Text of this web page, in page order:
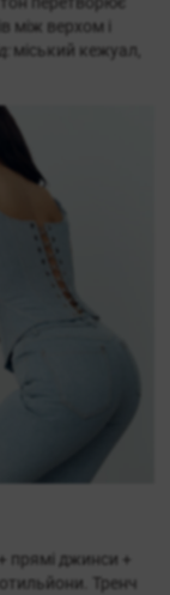
між верхом і
міський кежуал,
прямі джинси +
Тренч